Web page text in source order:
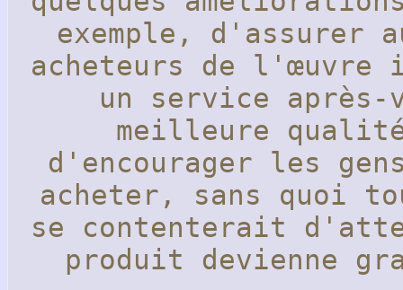
exemple, d'assurer
acheteurs de l'œuvre
un service après-
meilleure
d'encourager les
acheter, sans quoi
se contenterait
produit devienne